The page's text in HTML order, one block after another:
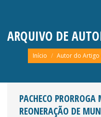
ARQUIVO DE
Você está aqui:
Início Autor do
PACHECO
REONERAÇÃO DE